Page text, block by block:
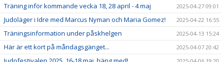
Träning inför kommande vecka 18, 28 april - 4 maj 2025-04-27 09:01
Judoläger i Idre med Marcus Nyman och Maria Gomez! 2025-04-22 16:55
Träningsinformation under påskhelgen 2025-04-13 15:24
Här är ett kort på måndagsgänget... 2025-04-07 20:42